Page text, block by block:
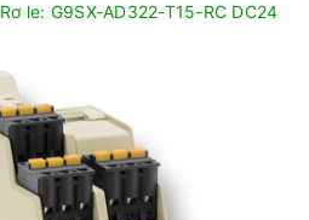
Rơ le: G9SX-AD322-T15-RC DC24